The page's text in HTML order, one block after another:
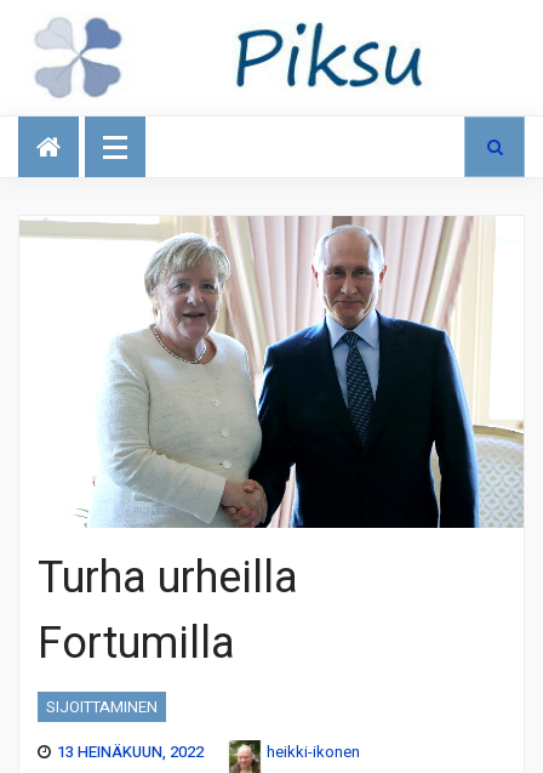
Talous
Turha urheilla
Fortumilla
SIJOITTAMINEN
13 HEINÄKUUN, 2022
heikki-ikonen